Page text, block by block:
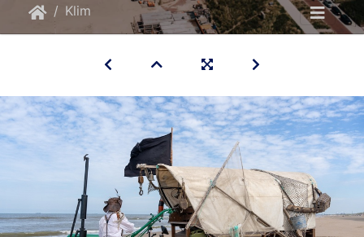
Klimaat piraat zandvoort2207 vielweib-07117